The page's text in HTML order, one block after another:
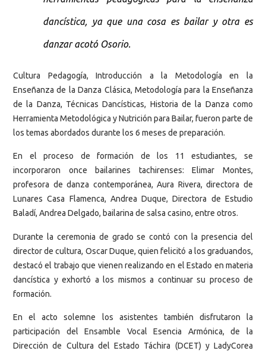
dancística, ya que una cosa es bailar y otra es
danzar acotó Osorio.
Cultura Pedagogía, Introducción a la Metodología en la
Enseñanza de la Danza Clásica, Metodología para la Enseñanza
de la Danza, Técnicas Dancísticas, Historia de la Danza como
Herramienta Metodológica y Nutrición para Bailar, fueron parte de
los temas abordados durante los 6 meses de preparación.
En el proceso de formación de los 11 estudiantes, se
incorporaron once bailarines tachirenses: Elimar Montes,
profesora de danza contemporánea, Aura Rivera, directora de
Lunares Casa Flamenca, Andrea Duque, Directora de Estudio
Baladí, Andrea Delgado, bailarina de salsa casino, entre otros.
Durante la ceremonia de grado se contó con la presencia del
director de cultura, Oscar Duque, quien felicitó a los graduandos,
destacó el trabajo que vienen realizando en el Estado en materia
dancística y exhortó a los mismos a continuar su proceso de
formación.
En el acto solemne los asistentes también disfrutaron la
participación del Ensamble Vocal Esencia Armónica, de la
Dirección de Cultura del Estado Táchira (DCET) y LadyCorea